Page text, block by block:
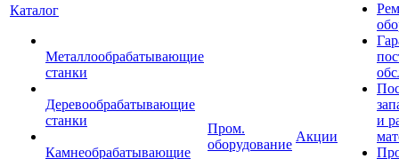
Каталог
Металлообрабатывающие
станки
Деревообрабатывающие
станки
Камнеобрабатывающие
Пром.
оборудование
Акции
и